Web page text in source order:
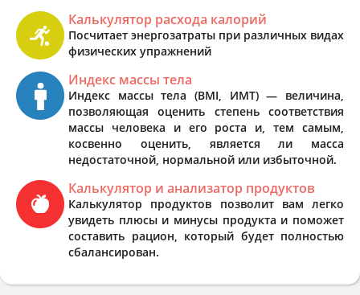
Калькулятор расхода калорий
Посчитает энергозатраты при различных видах
физических упражнений
Индекс массы тела
Индекс массы тела (BMI, ИМТ) — величина,
позволяющая оценить степень соответствия
массы человека и его роста и, тем самым,
косвенно оценить, является ли масса
недостаточной, нормальной или избыточной.
Калькулятор и анализатор продуктов
Калькулятор продуктов позволит вам легко
увидеть плюсы и минусы продукта и поможет
составить рацион, который будет полностью
сбалансирован.